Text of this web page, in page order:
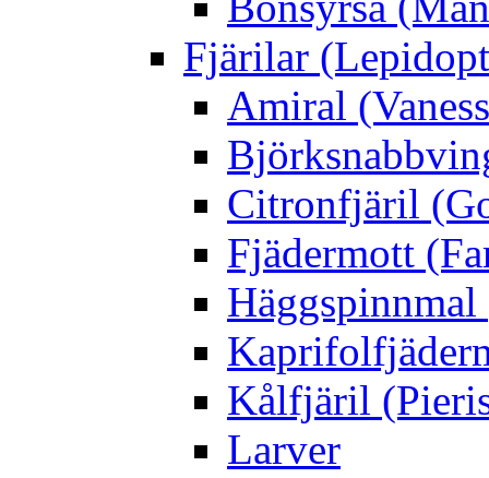
Fjärilar
Amiral
Citronfjäril
Fjädermott
Kålfjäril
Larver